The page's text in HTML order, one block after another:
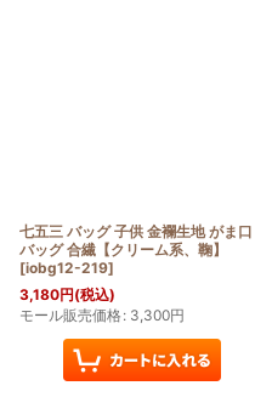
七五三 バッグ 子供 金襴生地 がま口
バッグ 合繊【クリーム系、鞠】
[iobg12-219]
3,180円(税込)
モール販売価格: 3,300円